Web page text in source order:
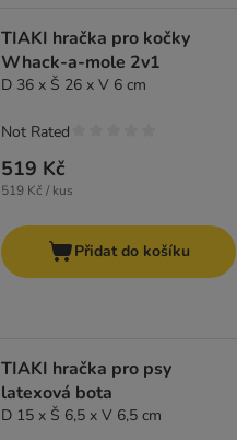
TIAKI hračka pro kočky
Whack-a-mole 2v1
D 36 x Š 26 x V 6 cm
519 Kč
519 Kč / kus
Not Rated
Přidat do košíku
TIAKI hračka pro psy
latexová bota
D 15 x Š 6,5 x V 6,5 cm